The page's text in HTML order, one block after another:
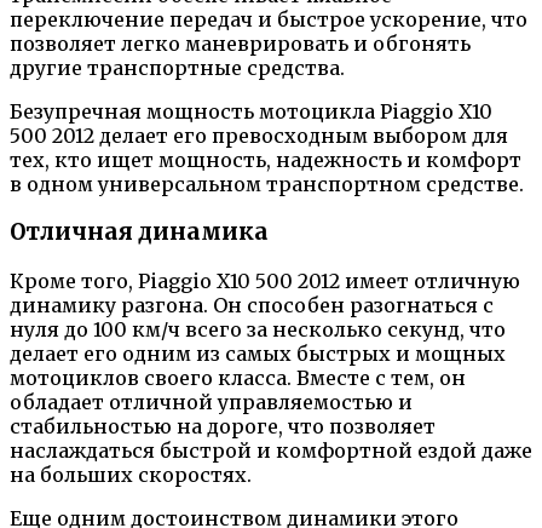
переключение передач и быстрое ускорение, что
позволяет легко маневрировать и обгонять
другие транспортные средства.
Безупречная мощность мотоцикла Piaggio X10
500 2012 делает его превосходным выбором для
тех, кто ищет мощность, надежность и комфорт
в одном универсальном транспортном средстве.
Отличная динамика
Кроме того, Piaggio X10 500 2012 имеет отличную
динамику разгона. Он способен разогнаться с
нуля до 100 км/ч всего за несколько секунд, что
делает его одним из самых быстрых и мощных
мотоциклов своего класса. Вместе с тем, он
обладает отличной управляемостью и
стабильностью на дороге, что позволяет
наслаждаться быстрой и комфортной ездой даже
на больших скоростях.
Еще одним достоинством динамики этого